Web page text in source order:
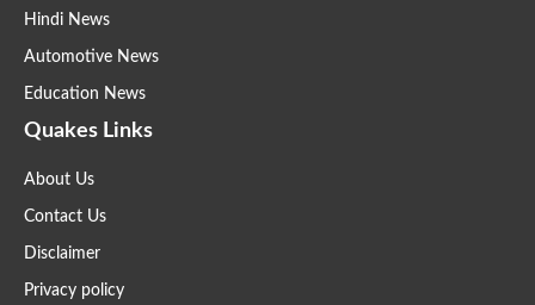
Hindi News
Automotive News
Education News
Quakes Links
About Us
Contact Us
Disclaimer
Privacy policy